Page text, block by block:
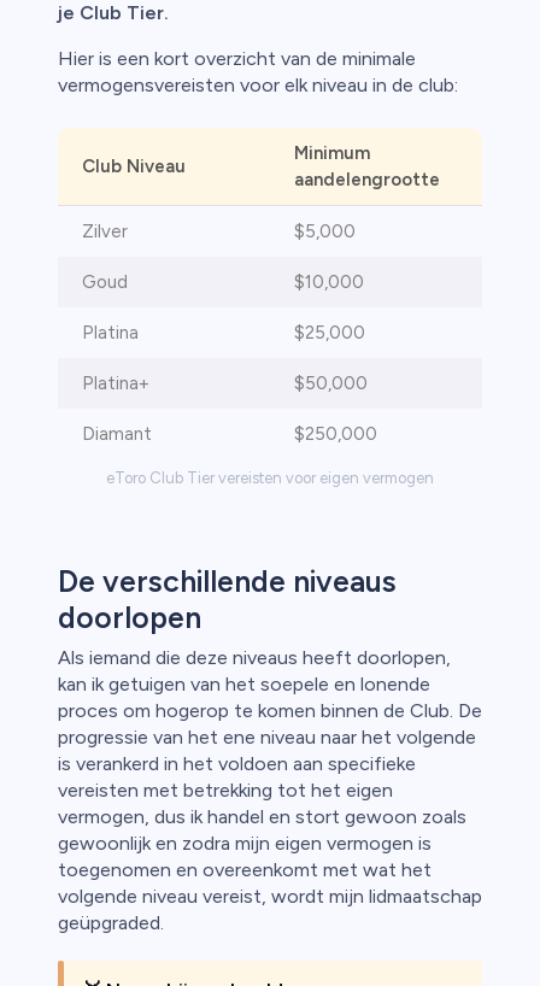
je Club Tier.
Hier is een kort overzicht van de minimale
vermogensvereisten voor elk niveau in de club:
eToro Club Tier vereisten voor eigen vermogen
Club Niveau
Minimum
aandelengrootte
Zilver $5,000
Goud $10,000
Platina $25,000
Platina+ $50,000
Diamant $250,000
De verschillende niveaus
doorlopen
Als iemand die deze niveaus heeft doorlopen,
kan ik getuigen van het soepele en lonende
proces om hogerop te komen binnen de Club. De
progressie van het ene niveau naar het volgende
is verankerd in het voldoen aan specifieke
vereisten met betrekking tot het eigen
vermogen, dus ik handel en stort gewoon zoals
gewoonlijk en zodra mijn eigen vermogen is
toegenomen en overeenkomt met wat het
volgende niveau vereist, wordt mijn lidmaatschap
geüpgraded.